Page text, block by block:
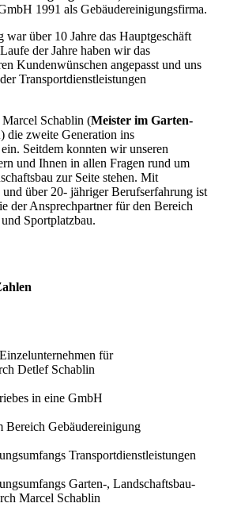
1991 als Gebäudereinigungsfirma.
war über 10 Jahre das Hauptgeschäft
der Jahre haben wir das
Kundenwünschen angepasst und uns
Transportdienstleistungen
Schablin (Meister im Garten-
) die zweite Generation ins
Seitdem konnten wir unseren
und Ihnen in allen Fragen rund um
zur Seite stehen. Mit
über 20- jähriger Berufserfahrung ist
der Ansprechpartner für den Bereich
Sportplatzbau.
für
Detlef Schablin
in eine GmbH
Bereich Gebäudereinigung
Transportdienstleistungen
Garten-, Landschaftsbau-
Marcel Schablin